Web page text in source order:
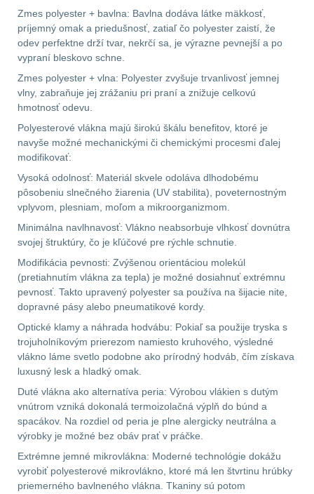
značkovače
Držiaky
a
príslušenstvo
Nabíjačky
akumulátorů
Náhradné
diely
Na toaletní potřeby3
Na lékárničku48
Na elektroniku64
Puzdrá na mapy
Na stehno30
Na suchý zip95
Na svítilny
Cestovné púzdra 26
Na zbraň33
Na granáty 12
Peněženky14
Doplňky k batohům534
Ramenní popruhy a
vycpávky 10
Karabiny a přezky75
Zmes polyester + bavlna: Bavlna dodáva látke mäkkosť,
príjemný omak a priedušnosť, zatiaľ čo polyester zaistí, že
odev perfektne drží tvar, nekrčí sa, je výrazne pevnejší a po
vypraní bleskovo schne.
Zmes polyester + vlna: Polyester zvyšuje trvanlivosť jemnej
vlny, zabraňuje jej zrážaniu pri praní a znižuje celkovú
hmotnosť odevu.
Polyesterové vlákna majú širokú škálu benefitov, ktoré je
navyše možné mechanickými či chemickými procesmi ďalej
modifikovať:
Vysoká odolnosť: Materiál skvele odoláva dlhodobému
pôsobeniu slnečného žiarenia (UV stabilita), poveternostným
vplyvom, plesniam, moľom a mikroorganizmom.
Minimálna navlhnavosť: Vlákno neabsorbuje vlhkosť dovnútra
svojej štruktúry, čo je kľúčové pre rýchle schnutie.
Modifikácia pevnosti: Zvýšenou orientáciou molekúl
(pretiahnutím vlákna za tepla) je možné dosiahnuť extrémnu
pevnosť. Takto upravený polyester sa používa na šijacie nite,
dopravné pásy alebo pneumatikové kordy.
Optické klamy a náhrada hodvábu: Pokiaľ sa použije tryska s
trojuholníkovým prierezom namiesto kruhového, výsledné
vlákno láme svetlo podobne ako prírodný hodváb, čím získava
luxusný lesk a hladký omak.
Duté vlákna ako alternatíva peria: Výrobou vlákien s dutým
vnútrom vzniká dokonalá termoizolačná výplň do búnd a
spacákov. Na rozdiel od peria je plne alergicky neutrálna a
výrobky je možné bez obáv prať v práčke.
Extrémne jemné mikrovlákna: Moderné technológie dokážu
vyrobiť polyesterové mikrovlákno, ktoré má len štvrtinu hrúbky
priemerného bavlneného vlákna. Tkaniny sú potom